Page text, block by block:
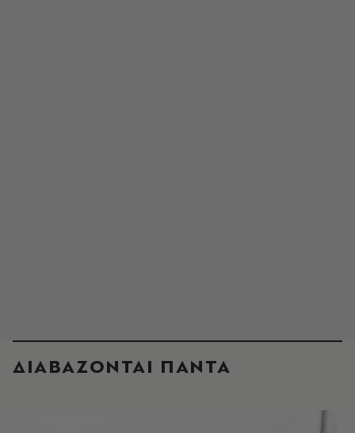
ΔΙΑΒΑΖΟΝΤΑΙ ΠΑΝΤΑ